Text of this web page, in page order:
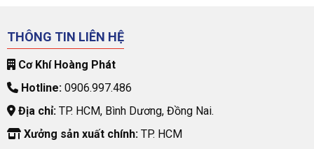
THÔNG TIN LIÊN HỆ
Cơ Khí Hoàng Phát
Hotline:0906.997.486
Địa chỉ:TP. HCM, Bình Dương, Đồng Nai.
Xưởng sản xuất chính:TP. HCM